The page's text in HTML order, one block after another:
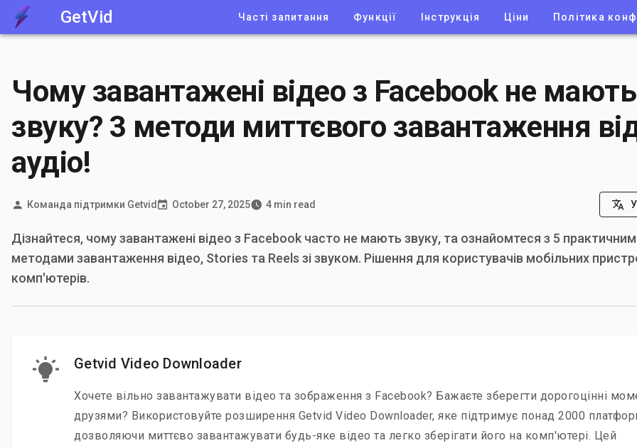
GetVid Часті запитання Функції Інструкція Ціни Політика
Чому завантажені відео з Facebook не мають
звуку? 3 методи миттєвого завантаження
аудіо!
Команда підтримки Getvid October 27, 2025 4 min read
Дізнайтеся, чому завантажені відео з Facebook часто не мають звуку, та ознайомтеся з 5
методами завантаження відео, Stories та Reels зі звуком. Рішення для користувачів мобільних
комп'ютерів.
Getvid Video Downloader
Хочете вільно завантажувати відео та зображення з Facebook? Бажаєте зберегти дорогоцінні
друзями? Використовуйте розширення Getvid Video Downloader, яке підтримує понад 2000
дозволяючи миттєво завантажувати будь-яке відео та легко зберігати його на комп'ютері. Цей